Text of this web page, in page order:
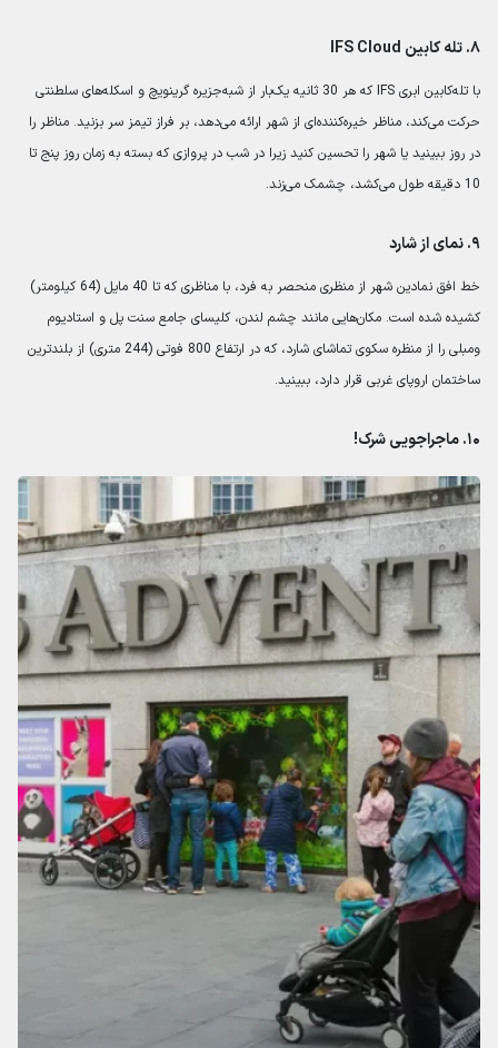
۸. تله کابین IFS Cloud
با تله‌کابین ابری IFS که هر 30 ثانیه یک‌بار از شبه‌جزیره گرینویچ و اسکله‌های سلطنتی
حرکت می‌کند، مناظر خیره‌کننده‌ای از شهر ارائه می‌دهد، بر فراز تیمز سر بزنید. مناظر را
در روز ببینید یا شهر را تحسین کنید زیرا در شب در پروازی که بسته به زمان روز پنج تا
10 دقیقه طول می‌کشد، چشمک می‌زند.
۹. نمای از شارد
خط افق نمادین شهر از منظری منحصر به فرد، با مناظری که تا 40 مایل (64 کیلومتر)
کشیده شده است. مکان‌هایی مانند چشم لندن، کلیسای جامع سنت پل و استادیوم
ومبلی را از منظره سکوی تماشای شارد، که در ارتفاع 800 فوتی (244 متری) از بلندترین
ساختمان اروپای غربی قرار دارد، ببینید.
۱۰. ماجراجویی شرک!